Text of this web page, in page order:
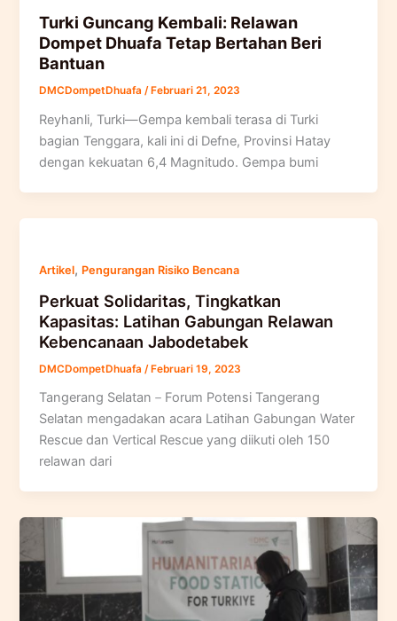
Turki Guncang Kembali: Relawan
Dompet Dhuafa Tetap Bertahan Beri
Bantuan
DMCDompetDhuafa/ Februari 21, 2023
Reyhanli, Turki—Gempa kembali terasa di Turki
bagian Tenggara, kali ini di Defne, Provinsi Hatay
dengan kekuatan 6,4 Magnitudo. Gempa bumi
Artikel, Pengurangan Risiko Bencana
Perkuat Solidaritas, Tingkatkan
Kapasitas: Latihan Gabungan Relawan
Kebencanaan Jabodetabek
DMCDompetDhuafa /Februari 19, 2023
Tangerang Selatan－Forum Potensi Tangerang
Selatan mengadakan acara Latihan Gabungan Water
Rescue dan Vertical Rescue yang diikuti oleh 150
relawan dari